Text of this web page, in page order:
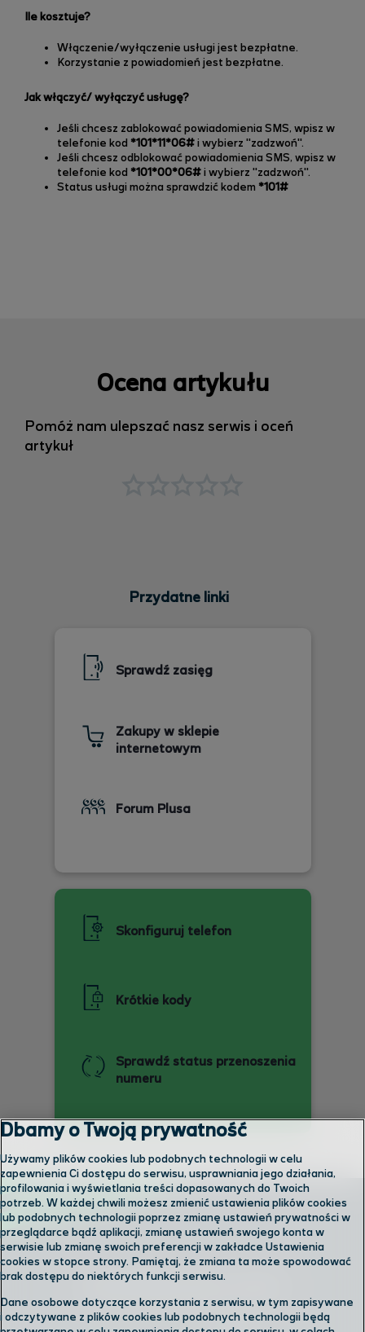
Ile kosztuje?
Włączenie/wyłączenie usługi jest bezpłatne.
Korzystanie z powiadomień jest bezpłatne.
Jak włączyć/ wyłączyć usługę?
Jeśli chcesz zablokować powiadomienia SMS, wpisz w
telefonie kod *101*11*06#i wybierz "zadzwoń".
Jeśli chcesz odblokować powiadomienia SMS, wpisz w
telefonie kod *101*00*06#i wybierz "zadzwoń".
Status usługi można sprawdzić kodem *101#
Ocena artykułu
Pomóż nam ulepszać nasz serwis i oceń
artykuł
Przydatne linki
Sprawdź zasięg
Zakupy w sklepie
internetowym
Forum Plusa
Skonfiguruj telefon
Krótkie kody
Sprawdź status przenoszenia
numeru
Skontaktuj się z nami
Dbamy o Twoją prywatność
Używamy plików cookies lub podobnych technologii w celu
zapewnienia Ci dostępu do serwisu, usprawniania jego działania,
profilowania i wyświetlania treści dopasowanych do Twoich
potrzeb. W każdej chwili możesz zmienić ustawienia plików cookies
lub podobnych technologii poprzez zmianę ustawień prywatności w
przeglądarce bądź aplikacji, zmianę ustawień swojego konta w
serwisie lub zmianę swoich preferencji w zakładce Ustawienia
cookies w stopce strony. Pamiętaj, że zmiana ta może spowodować
brak dostępu do niektórych funkcji serwisu.
Dane osobowe dotyczące korzystania z serwisu, w tym zapisywane
i odczytywane z plików cookies lub podobnych technologii będą